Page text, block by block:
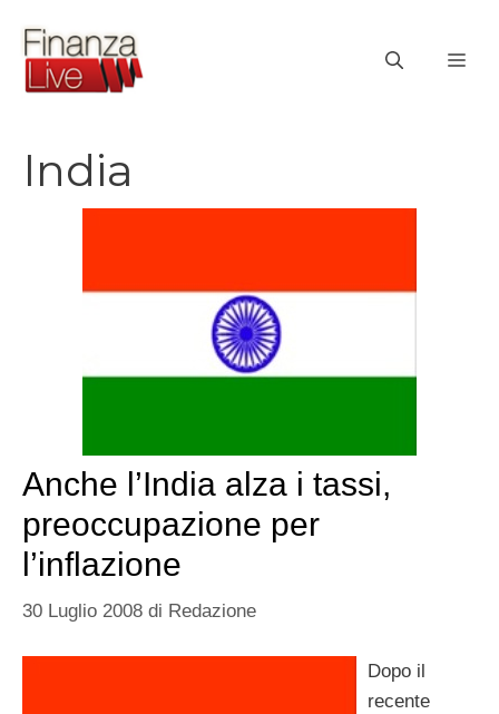
contenuto
India
Anche l’India alza i tassi,
preoccupazione per
l’inflazione
30 Luglio 2008 di Redazione
Dopo il
recente